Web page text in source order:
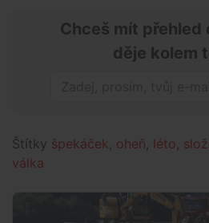
Chceš mít přehled
děje kolem
Štítky špekáček oheň léto
válka